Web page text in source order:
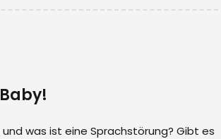
was ist eine Sprachstörung? Gibt es